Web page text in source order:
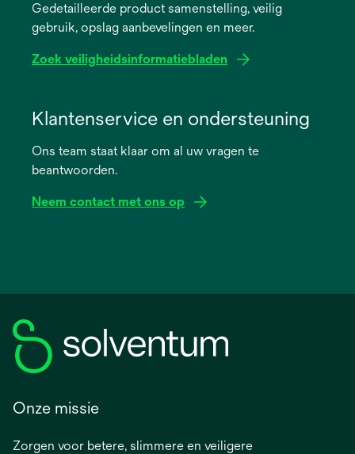
newGedetailleerde product samenstelling, veilig
gebruik, opslag aanbevelingen en meer.
Zoek veiligheidsinformatiebladen
new
Klantenservice en ondersteuning
Ons team staat klaar om al uw vragen te
beantwoorden.
Neem contact met ons op
Onze missie
Zorgen voor betere, slimmere en veiligere